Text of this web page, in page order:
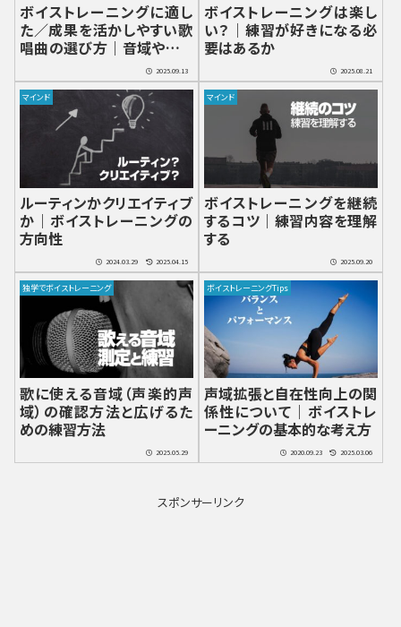
ボイストレーニングに適し
た／成果を活かしやすい歌
唱曲の選び方｜音域やテン
2025.09.13
ボイストレーニングは楽し
い？｜練習が好きになる必
要はあるか
2025.08.21
マインド
ルーティンかクリエイティブ
か｜ボイストレーニングの
方向性
2024.03.29 2025.04.15
マインド
ボイストレーニングを継続
するコツ｜練習内容を理解
する
2025.09.20
独学でボイストレーニング
歌に使える音域（声楽的声
域）の確認方法と広げるた
めの練習方法
2025.05.29
ボイストレーニングTips
声域拡張と自在性向上の関
係性について｜ボイストレ
ーニングの基本的な考え方
2020.09.23 2025.03.06
スポンサーリンク